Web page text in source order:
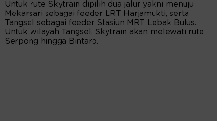
Untuk rute Skytrain dipilih dua jalur yakni menuju
Mekarsari sebagai feeder LRT Harjamukti, serta
Tangsel sebagai feeder Stasiun MRT Lebak Bulus.
Untuk wilayah Tangsel, Skytrain akan melewati rute
Serpong hingga Bintaro.